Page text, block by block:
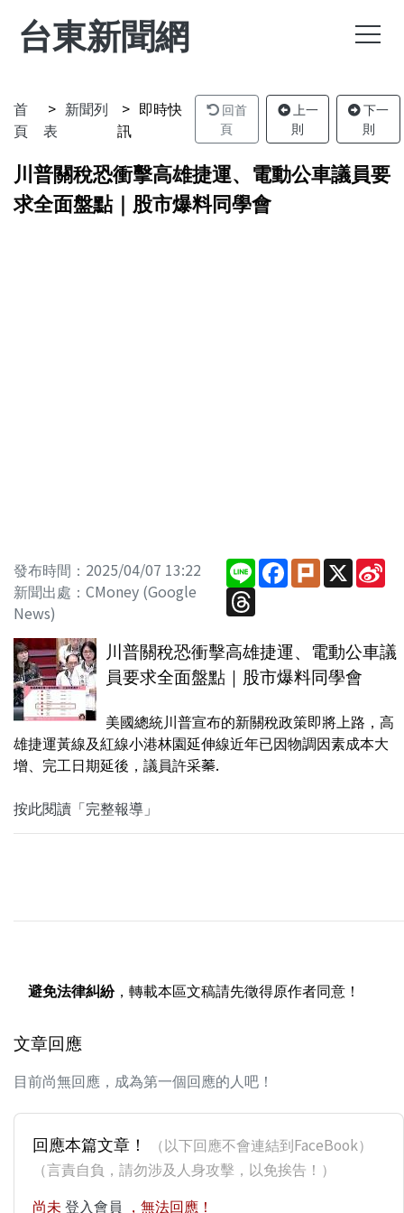
台東新聞網
首
頁
新聞列
表
即時快
訊
回首
頁
上一
則
下一
則
川普關稅恐衝擊高雄捷運、電動公車議員要
求全面盤點｜股市爆料同學會
發布時間：2025/04/07 13:22
新聞出處：CMoney (Google
News)
Line Facebook
PlurkX
Threads
川普關稅恐衝擊高雄捷運、電動公車議
員要求全面盤點｜股市爆料同學會
美國總統川普宣布的新關稅政策即將上路，高
雄捷運黃線及紅線小港林園延伸線近年已因物調因素成本大
增、完工日期延後，議員許采蓁.
按此閱讀「完整報導」
避免法律糾紛，轉載本區文稿請先徵得原作者同意！
文章回應
目前尚無回應，成為第一個回應的人吧！
回應本篇文章！
（以下回應不會連結到FaceBook）
（言責自負，請勿涉及人身攻擊，以免挨告！）
尚未 登入會員 ，無法回應！